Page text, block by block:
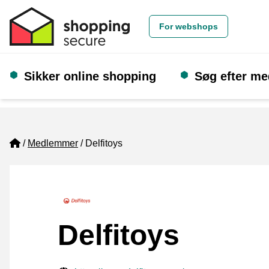
For webshops
Sikker online shopping Søg efter
Home
Medlemmer Delfitoys
Delfitoys